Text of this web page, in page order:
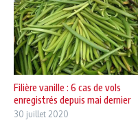
Filière vanille : 6 cas de vols
enregistrés depuis mai dernier
30 juillet 2020